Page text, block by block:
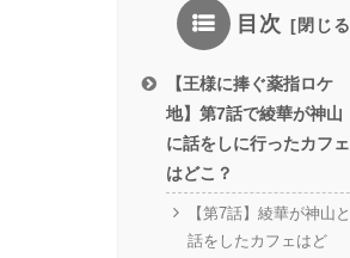
目次
【王様に捧ぐ薬指ロケ
地】第7話で綾華が神山
に話をしに行ったカフェ
はどこ？
【第7話】綾華が神山と
話をしたカフェはど